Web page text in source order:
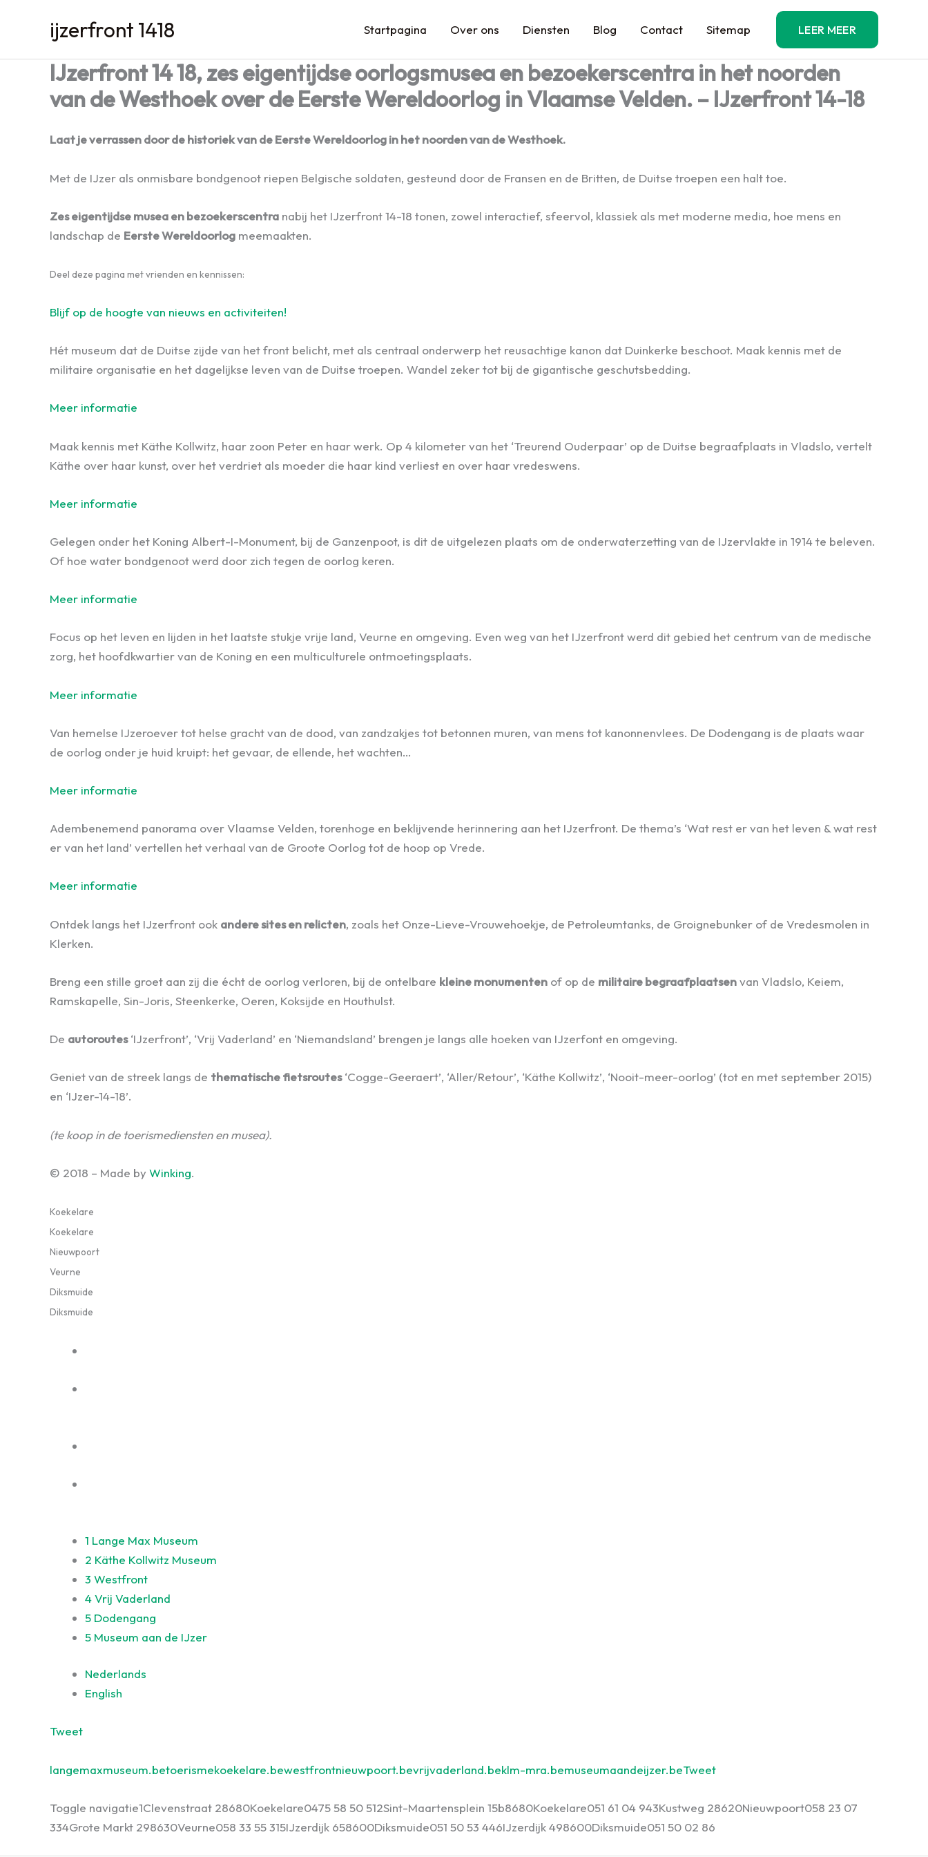
ijzerfront 1418 Startpagina Over ons Diensten Blog Contact Sitemap LEER MEER
IJzerfront 14 18, zes eigentijdse oorlogsmusea en bezoekerscentra in het noorden
van de Westhoek over de Eerste Wereldoorlog in Vlaamse Velden. – IJzerfront 14-18
Laat je verrassen door de historiek van de Eerste Wereldoorlog in het noorden van de Westhoek.
Met de IJzer als onmisbare bondgenoot riepen Belgische soldaten, gesteund door de Fransen en de Britten, de Duitse troepen een halt toe.
Zes eigentijdse musea en bezoekerscentra nabij het IJzerfront 14-18 tonen, zowel interactief, sfeervol, klassiek als met moderne media, hoe mens en
landschap de Eerste Wereldoorlog meemaakten.
Deel deze pagina met vrienden en kennissen:
Blijf op de hoogte van nieuws en activiteiten!
Hét museum dat de Duitse zijde van het front belicht, met als centraal onderwerp het reusachtige kanon dat Duinkerke beschoot. Maak kennis met de
militaire organisatie en het dagelijkse leven van de Duitse troepen. Wandel zeker tot bij de gigantische geschutsbedding.
Meer informatie
Maak kennis met Käthe Kollwitz, haar zoon Peter en haar werk. Op 4 kilometer van het ‘Treurend Ouderpaar’ op de Duitse begraafplaats in Vladslo, vertelt
Käthe over haar kunst, over het verdriet als moeder die haar kind verliest en over haar vredeswens.
Meer informatie
Gelegen onder het Koning Albert-I-Monument, bij de Ganzenpoot, is dit de uitgelezen plaats om de onderwaterzetting van de IJzervlakte in 1914 te beleven.
Of hoe water bondgenoot werd door zich tegen de oorlog keren.
Meer informatie
Focus op het leven en lijden in het laatste stukje vrije land, Veurne en omgeving. Even weg van het IJzerfront werd dit gebied het centrum van de medische
zorg, het hoofdkwartier van de Koning en een multiculturele ontmoetingsplaats.
Meer informatie
Van hemelse IJzeroever tot helse gracht van de dood, van zandzakjes tot betonnen muren, van mens tot kanonnenvlees. De Dodengang is de plaats waar
de oorlog onder je huid kruipt: het gevaar, de ellende, het wachten…
Meer informatie
Adembenemend panorama over Vlaamse Velden, torenhoge en beklijvende herinnering aan het IJzerfront. De thema’s ‘Wat rest er van het leven & wat rest
er van het land’ vertellen het verhaal van de Groote Oorlog tot de hoop op Vrede.
Meer informatie
Ontdek langs het IJzerfront ook andere sites en relicten, zoals het Onze-Lieve-Vrouwehoekje, de Petroleumtanks, de Groignebunker of de Vredesmolen in
Klerken.
Breng een stille groet aan zij die écht de oorlog verloren, bij de ontelbare kleine monumenten of op de militaire begraafplaatsenvan Vladslo, Keiem,
Ramskapelle, Sin-Joris, Steenkerke, Oeren, Koksijde en Houthulst.
De autoroutes‘IJzerfront’, ‘Vrij Vaderland’ en ‘Niemandsland’ brengen je langs alle hoeken van IJzerfont en omgeving.
Geniet van de streek langs de thematische fietsroutes‘Cogge-Geeraert’, ‘Aller/Retour’, ‘Käthe Kollwitz’, ‘Nooit-meer-oorlog’ (tot en met september 2015)
en ‘IJzer-14-18’.
(te koop in de toerismediensten en musea).
© 2018 – Made byWinking.
Koekelare
Koekelare
Nieuwpoort
Veurne
Diksmuide
Diksmuide
1 Lange Max Museum
2 Käthe Kollwitz Museum
3 Westfront
4Vrij Vaderland
5 Dodengang
5 Museum aan de IJzer
Nederlands
English
Tweet
langemaxmuseum.betoerismekoekelare.bewestfrontnieuwpoort.bevrijvaderland.beklm-mra.bemuseumaandeijzer.beTweet
Toggle navigatie1Clevenstraat 28680Koekelare0475 58 50 512Sint-Maartensplein 15b8680Koekelare051 61 04 943Kustweg 28620Nieuwpoort058 23 07
334Grote Markt 298630Veurne058 33 55 315IJzerdijk 658600Diksmuide051 50 53 446IJzerdijk 498600Diksmuide051 50 02 86